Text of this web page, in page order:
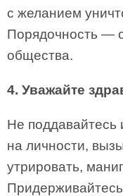
с желанием
Порядочность —
общества.
4. Уважайте
Не поддавайтесь
на личности,
утрировать,